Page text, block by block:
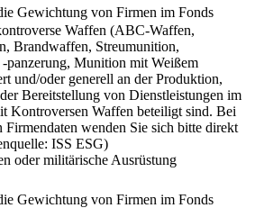
Gewichtung von Firmen im Fonds
Waffen (ABC-Waffen,
Brandwaffen, Streumunition,
panzerung, Munition mit Weißem
und/oder generell an der Produktion,
Bereitstellung von Dienstleistungen im
Kontroversen Waffen beteiligt sind. Bei
Firmendaten wenden Sie sich bitte direkt
ISS ESG)
oder militärische Ausrüstung
Gewichtung von Firmen im Fonds